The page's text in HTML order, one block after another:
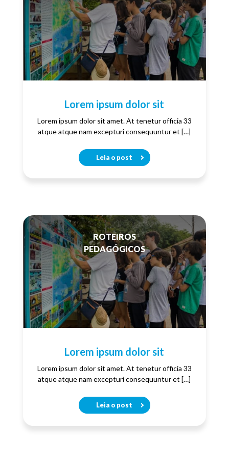
Lorem ipsum dolor sit
Lorem ipsum dolor sit amet. At tenetur officia 33
atque atque nam excepturi consequuntur et […]
Leia o post
ROTEIROS
PEDAGÓGICOS
Lorem ipsum dolor sit
Lorem ipsum dolor sit amet. At tenetur officia 33
atque atque nam excepturi consequuntur et […]
Leia o post